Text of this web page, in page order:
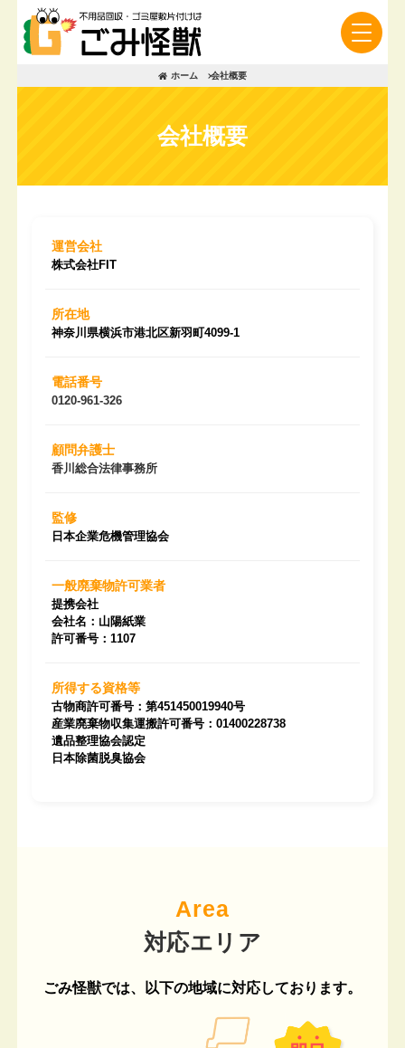
ホーム 会社概要
会社概要
運営会社
株式会社FIT
所在地
神奈川県横浜市港北区新羽町4099-1
電話番号
0120-961-326
顧問弁護士
香川総合法律事務所
監修
日本企業危機管理協会
一般廃棄物許可業者
提携会社
会社名：山陽紙業
許可番号：1107
所得する資格等
古物商許可番号：第451450019940号
産業廃棄物収集運搬許可番号：01400228738
遺品整理協会認定
日本除菌脱臭協会
Area
ごみ怪獣では、以下の地域に対応しております。